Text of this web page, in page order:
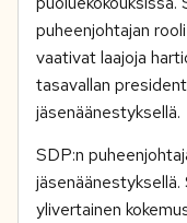
puheenjohtajan
vaativat laajoja
tasavallan
jäsenäänestyksellä.
SDP:n
ylivertainen